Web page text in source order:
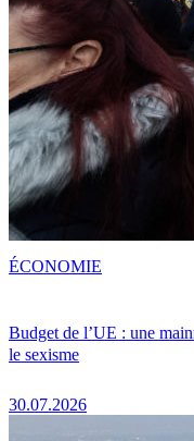
Budget de l’UE : une
le sexisme
30.07.2026
ÉCONOMIE